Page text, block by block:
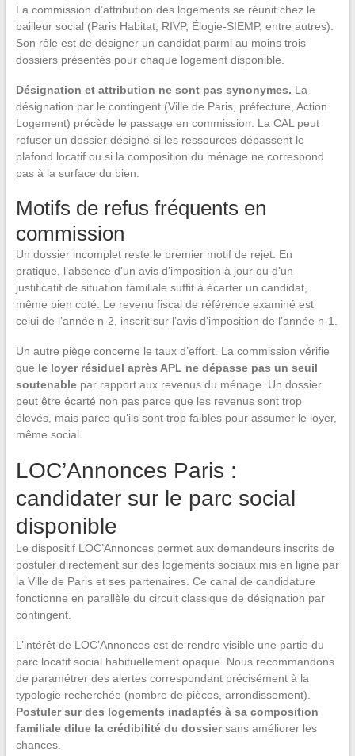
La commission d’attribution des logements se réunit chez le
bailleur social (Paris Habitat, RIVP, Élogie-SIEMP, entre autres).
Son rôle est de désigner un candidat parmi au moins trois
dossiers présentés pour chaque logement disponible.
Désignation et attribution ne sont pas synonymes. La
désignation par le contingent (Ville de Paris, préfecture, Action
Logement) précède le passage en commission. La CAL peut
refuser un dossier désigné si les ressources dépassent le
plafond locatif ou si la composition du ménage ne correspond
pas à la surface du bien.
Motifs de refus fréquents en
commission
Un dossier incomplet reste le premier motif de rejet. En
pratique, l’absence d’un avis d’imposition à jour ou d’un
justificatif de situation familiale suffit à écarter un candidat,
même bien coté. Le revenu fiscal de référence examiné est
celui de l’année n-2, inscrit sur l’avis d’imposition de l’année n-1.
Un autre piège concerne le taux d’effort. La commission vérifie
que le loyer résiduel après APL ne dépasse pas un seuil
soutenablepar rapport aux revenus du ménage. Un dossier
peut être écarté non pas parce que les revenus sont trop
élevés, mais parce qu’ils sont trop faibles pour assumer le loyer,
même social.
LOC’Annonces Paris :
candidater sur le parc social
disponible
Le dispositif LOC’Annonces permet aux demandeurs inscrits de
postuler directement sur des logements sociaux mis en ligne par
la Ville de Paris et ses partenaires. Ce canal de candidature
fonctionne en parallèle du circuit classique de désignation par
contingent.
L’intérêt de LOC’Annonces est de rendre visible une partie du
parc locatif social habituellement opaque. Nous recommandons
de paramétrer des alertes correspondant précisément à la
typologie recherchée (nombre de pièces, arrondissement).
Postuler sur des logements inadaptés à sa composition
familiale dilue la crédibilité du dossiersans améliorer les
chances.